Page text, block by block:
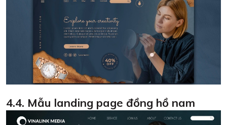
4.4. Mẫu landing page đồng hồ nam